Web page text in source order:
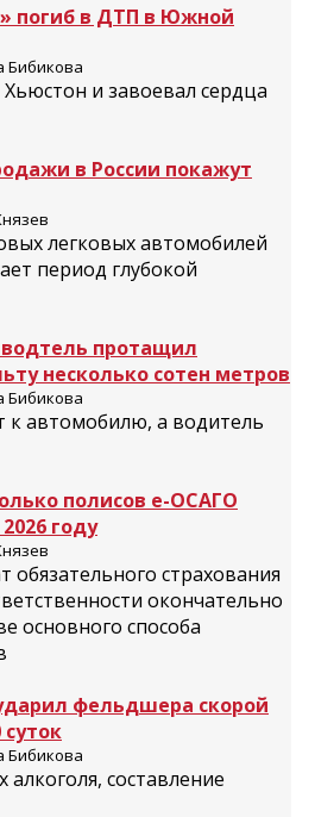
погиб в ДТП в Южной
Бибикова
и завоевал сердца
в России покажут
легковых автомобилей
период глубокой
протащил
несколько сотен метров
Бибикова
к автомобилю, а водитель
полисов е-ОСАГО
году
страхования
окончательно
основного способа
фельдшера скорой
Бибикова
алкоголя, составление